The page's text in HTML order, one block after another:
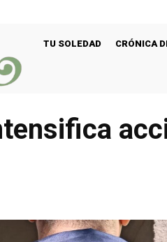
TU SOLEDAD CRÓNICA